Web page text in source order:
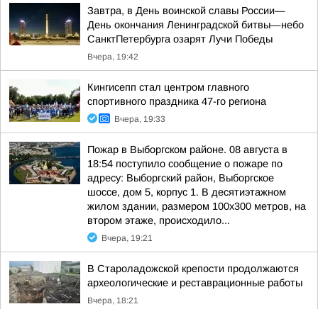
Завтра, в День воинской славы России—
День окончания Ленинградской битвы—небо
СанктПетербурга озарят Лучи Победы
Вчера, 19:42
Кингисепп стал центром главного
спортивного праздника 47-го региона
Вчера, 19:33
Пожар в Выборгском районе. 08 августа в
18:54 поступило сообщение о пожаре по
адресу: Выборгский район, Выборгское
шоссе, дом 5, корпус 1. В десятиэтажном
жилом здании, размером 100х300 метров, на
втором этаже, происходило...
Вчера, 19:21
В Староладожской крепости продолжаются
археологические и реставрационные работы
Вчера, 18:21